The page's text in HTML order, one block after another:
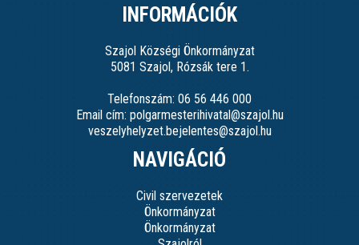
INFORMÁCIÓK
Szajol Községi Önkormányzat
5081 Szajol, Rózsák tere 1.
Telefonszám: 06 56 446 000
Email cím: polgarmesterihivatal@szajol.hu
veszelyhelyzet.bejelentes@szajol.hu
NAVIGÁCIÓ
Civil szervezetek
Önkormányzat
Önkormányzat